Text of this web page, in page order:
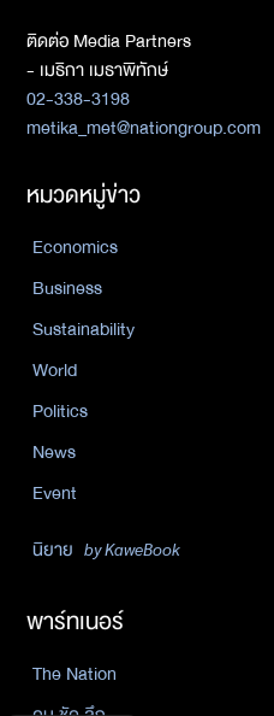
ติดต่อ Media Partners
- เมธิกา เมธาพิทักษ์
02-338-3198
metika_met@nationgroup.com
หมวดหมู่ข่าว
Economics
Business
Sustainability
World
Politics
News
Event
นิยาย by KaweBook
พาร์ทเนอร์
The Nation